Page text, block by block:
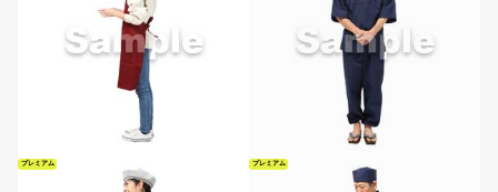
プレミアム プレミアム